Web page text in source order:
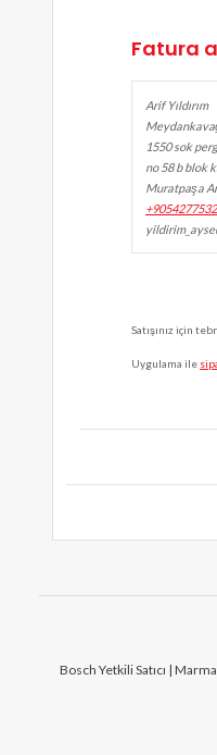
Fatura
Arif Yıldırım
1550 sok
no 58 b blok
Muratpaşa
Satışınız için
Uygulama ile
Bosch Yetkili Satıcı |